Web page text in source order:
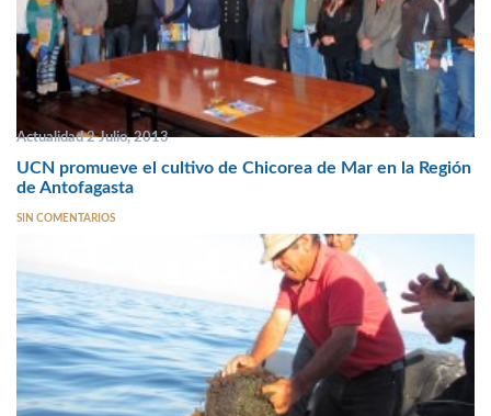
Actualidad 2 Julio, 2013
UCN promueve el cultivo de Chicorea de Mar en la Región
de Antofagasta
SIN COMENTARIOS